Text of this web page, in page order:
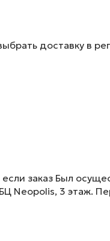
доставку в
заказ Был
БЦ Neopolis, 3 этаж.